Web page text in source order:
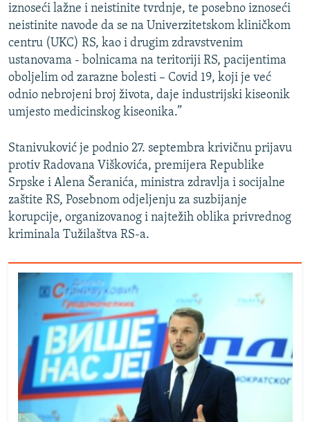
iznoseći lažne i neistinite tvrdnje, te posebno iznoseći
neistinite navode da se na Univerzitetskom kliničkom
centru (UKC) RS, kao i drugim zdravstvenim
ustanovama - bolnicama na teritoriji RS, pacijentima
oboljelim od zarazne bolesti – Covid 19, koji je već
odnio nebrojeni broj života, daje industrijski kiseonik
umjesto medicinskog kiseonika.”
Stanivuković je podnio 27. septembra krivičnu prijavu
protiv Radovana Viškovića, premijera Republike
Srpske i Alena Šeranića, ministra zdravlja i socijalne
zaštite RS, Posebnom odjeljenju za suzbijanje
korupcije, organizovanog i najtežih oblika privrednog
kriminala Tužilaštva RS-a.